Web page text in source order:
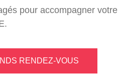
pour accompagner votre
RENDEZ-VOUS